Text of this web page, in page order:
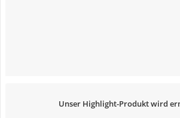
Unser Highlight-Produkt wird